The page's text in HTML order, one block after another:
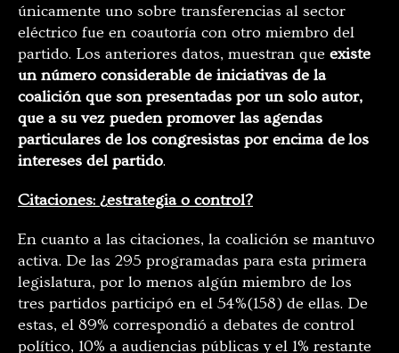
únicamente uno sobre transferencias al sector
eléctrico fue en coautoría con otro miembro del
partido. Los anteriores datos, muestran que existe
un número considerable de iniciativas de la
coalición que son presentadas por un solo autor,
que a su vez pueden promover las agendas
particulares de los congresistas por encima de los
intereses del partido.
Citaciones: ¿estrategia o control?
En cuanto a las citaciones, la coalición se mantuvo
activa. De las 295 programadas para esta primera
legislatura, por lo menos algún miembro de los
tres partidos participó en el 54%(158) de ellas. De
estas, el 89% correspondió a debates de control
político, 10% a audiencias públicas y el 1% restante